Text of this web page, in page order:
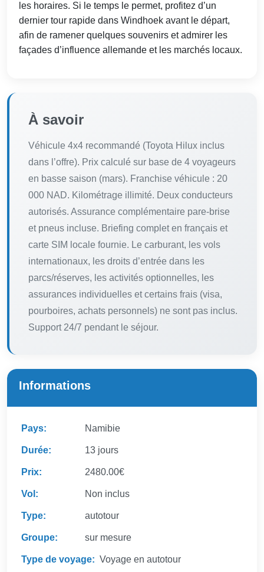
les horaires. Si le temps le permet, profitez d’un
dernier tour rapide dans Windhoek avant le départ,
afin de ramener quelques souvenirs et admirer les
façades d’influence allemande et les marchés locaux.
À savoir
Véhicule 4x4 recommandé (Toyota Hilux inclus
dans l’offre). Prix calculé sur base de 4 voyageurs
en basse saison (mars). Franchise véhicule : 20
000 NAD. Kilométrage illimité. Deux conducteurs
autorisés. Assurance complémentaire pare-brise
et pneus incluse. Briefing complet en français et
carte SIM locale fournie. Le carburant, les vols
internationaux, les droits d’entrée dans les
parcs/réserves, les activités optionnelles, les
assurances individuelles et certains frais (visa,
pourboires, achats personnels) ne sont pas inclus.
Support 24/7 pendant le séjour.
Informations
Pays: Namibie
Durée: 13 jours
Prix: 2480.00€
Vol: Non inclus
Type: autotour
Groupe: sur mesure
Type de voyage: Voyage en autotour